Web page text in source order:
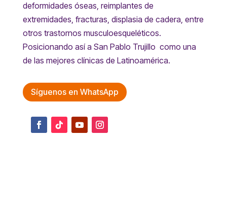
deformidades óseas, reimplantes de
extremidades, fracturas, displasia de cadera, entre
otros trastornos musculoesqueléticos.
Posicionando así a San Pablo Trujillo como una
de las mejores clínicas de Latinoamérica.
Síguenos en WhatsApp